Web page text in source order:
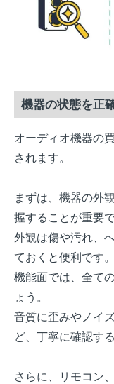
機器の状態を正
オーディオ機器の
されます。
まずは、機器の外
握することが重要で
外観は傷や汚れ、
ておくと便利です。
機能面では、全て
ょう。
音質に歪みやノイ
ど、丁寧に確認す
さらに、リモコン